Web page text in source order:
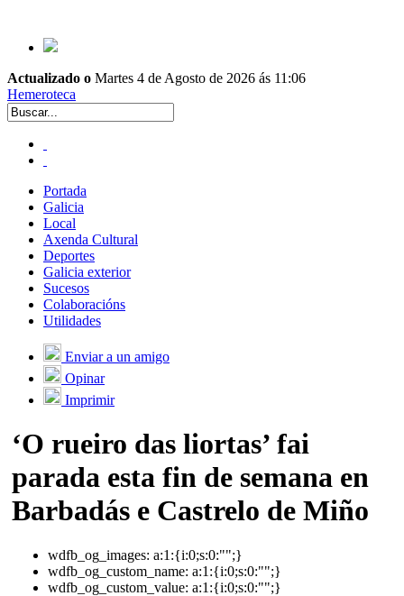
Actualizado o Martes 4 de Agosto de 2026 ás 11:06
Hemeroteca
Portada
Galicia
Local
Axenda Cultural
Deportes
Galicia exterior
Sucesos
Colaboracións
Utilidades
Enviar a un amigo
Opinar
Imprimir
‘O rueiro das liortas’ fai
parada esta fin de semana en
Barbadás e Castrelo de Miño
wdfb_og_images: a:1:{i:0;s:0:"";}
wdfb_og_custom_name: a:1:{i:0;s:0:"";}
wdfb_og_custom_value: a:1:{i:0;s:0:"";}